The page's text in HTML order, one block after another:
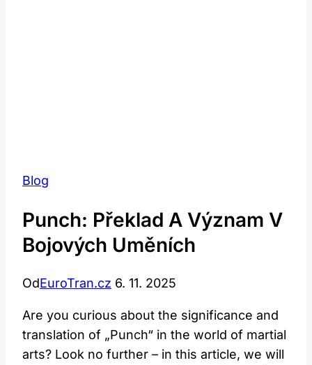
Blog
Punch: Překlad A Význam V
Bojových Uměních
OdEuroTran.cz 6. 11. 2025
Are you curious about the significance and
‍translation of „Punch“ in the world ⁣of martial
‍arts? Look no further – in ⁢this article, we ⁣will